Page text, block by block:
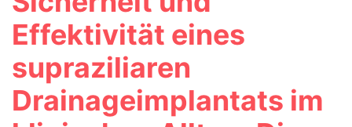
Effektivität eines
supraziliaren
Drainageimplantats im